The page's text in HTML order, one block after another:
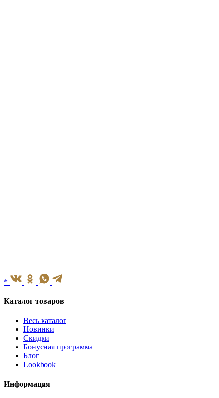
*
Каталог товаров
Весь каталог
Новинки
Скидки
Бонусная программа
Блог
Lookbook
Информация